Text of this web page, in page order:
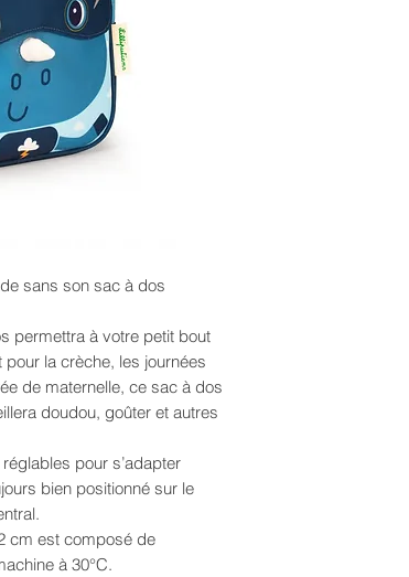
sans son sac à dos
permettra à votre petit bout
la crèche, les journées
de maternelle, ce sac à dos
doudou, goûter et autres
pour s’adapter
bien positionné sur le
cm est composé de
à 30°C.